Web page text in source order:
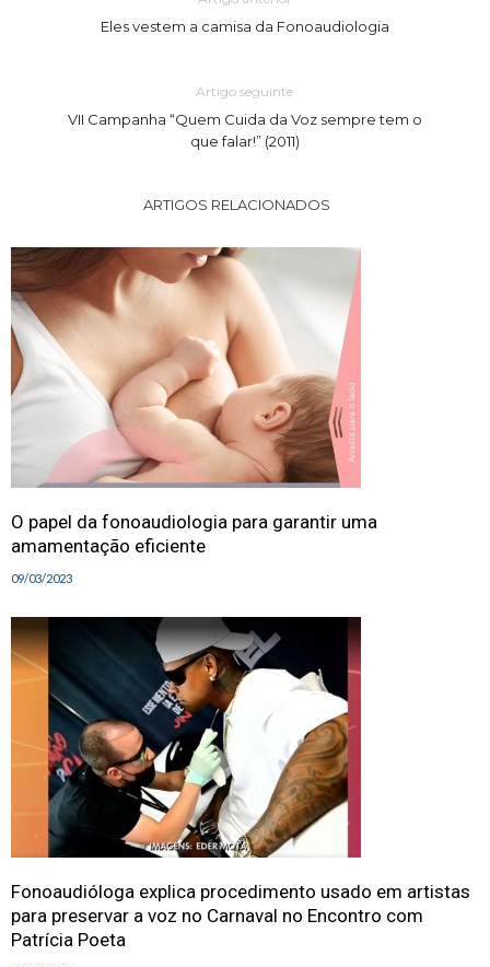
Eles vestem a camisa da Fonoaudiologia
Artigo seguinte
VII Campanha “Quem Cuida da Voz sempre tem o
que falar!” (2011)
ARTIGOS RELACIONADOS
O papel da fonoaudiologia para garantir uma
amamentação eficiente
09/03/2023
Fonoaudióloga explica procedimento usado em artistas
para preservar a voz no Carnaval no Encontro com
Patrícia Poeta